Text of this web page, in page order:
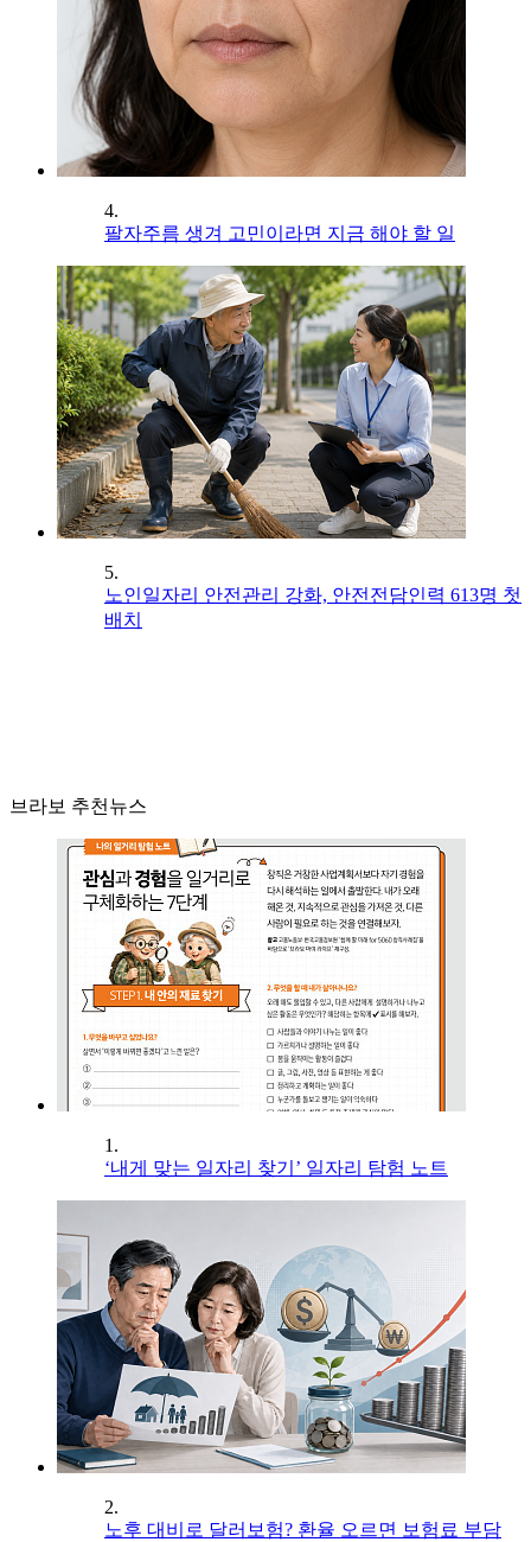
4.
팔자주름 생겨 고민이라면 지금 해야 할 일
5.
노인일자리 안전관리 강화, 안전전담인력 613명 첫
배치
브라보 추천뉴스
1.
‘내게 맞는 일자리 찾기’ 일자리 탐험 노트
2.
노후 대비로 달러보험? 환율 오르면 보험료 부담